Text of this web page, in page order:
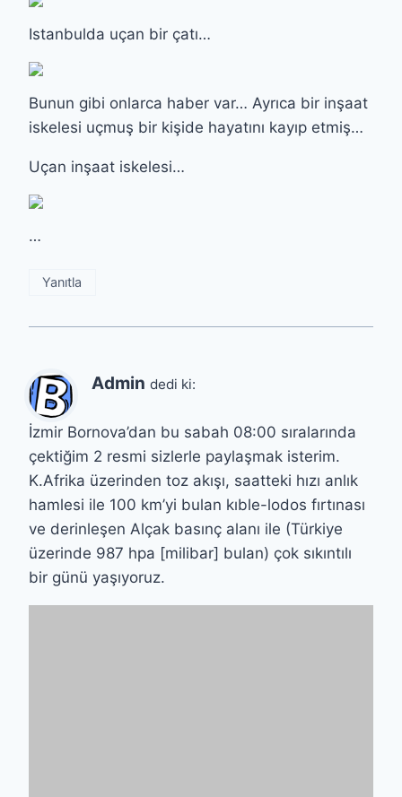
Istanbulda uçan bir çatı…
Bunun gibi onlarca haber var… Ayrıca bir inşaat
iskelesi uçmuş bir kişide hayatını kayıp etmiş…
Uçan inşaat iskelesi…
…
Yanıtla
Admin dedi ki:
İzmir Bornova’dan bu sabah 08:00 sıralarında
çektiğim 2 resmi sizlerle paylaşmak isterim.
K.Afrika üzerinden toz akışı, saatteki hızı anlık
hamlesi ile 100 km’yi bulan kıble-lodos fırtınası
ve derinleşen Alçak basınç alanı ile (Türkiye
üzerinde 987 hpa [milibar] bulan) çok sıkıntılı
bir günü yaşıyoruz.